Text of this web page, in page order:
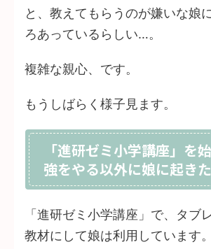
と、教えてもらうのが嫌いな娘
ろあっているらしい…。
複雑な親心、です。
もうしばらく様子見ます。
「進研ゼミ小学講座」を
強をやる以外に娘に起き
「進研ゼミ小学講座」で、タブ
教材にして娘は利用しています。